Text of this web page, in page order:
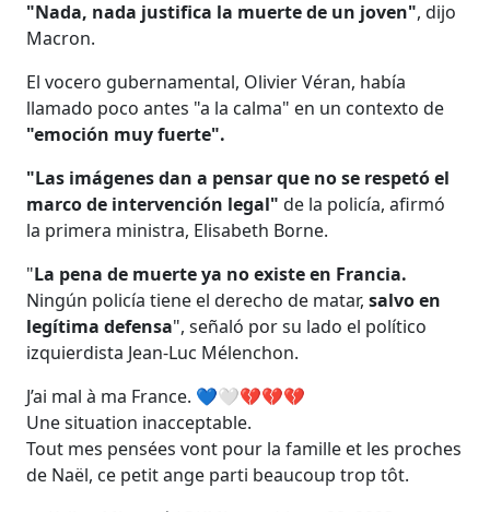
"Nada, nada justifica la muerte de un joven", dijo
Macron.
El vocero gubernamental, Olivier Véran, había
llamado poco antes "a la calma" en un contexto de
"emoción muy fuerte".
"Las imágenes dan a pensar que no se respetó el
marco de intervención legal" de la policía, afirmó
la primera ministra, Elisabeth Borne.
"La pena de muerte ya no existe en Francia.
Ningún policía tiene el derecho de matar,salvo en
legítima defensa", señaló por su lado el político
izquierdista Jean-Luc Mélenchon.
J’ai mal à ma France. 💙🤍💔💔💔
Une situation inacceptable.
Tout mes pensées vont pour la famille et les proches
de Naël, ce petit ange parti beaucoup trop tôt.